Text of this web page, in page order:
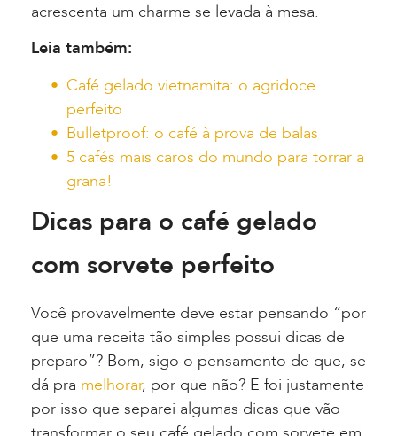
acrescenta um charme se levada à mesa.
Leia também:
Café gelado vietnamita: o agridoce
perfeito
Bulletproof: o café à prova de balas
5 cafés mais caros do mundo para torrar a
grana!
Dicas para o café gelado
com sorvete perfeito
Você provavelmente deve estar pensando “por
que uma receita tão simples possui dicas de
preparo”? Bom, sigo o pensamento de que, se
dá pra melhorar, por que não? E foi justamente
por isso que separei algumas dicas que vão